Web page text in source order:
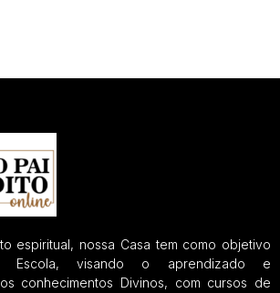
espiritual, nossa Casa tem como objetivo
Escola, visando o aprendizado e
conhecimentos Divinos, com cursos de